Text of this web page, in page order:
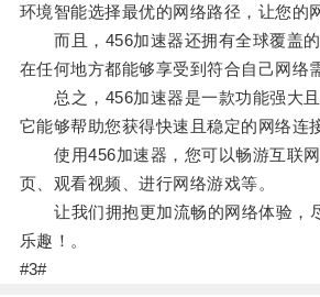
环境智能选择最优的网络路径，让您的
而且，456加速器还拥有全球覆盖的
在任何地方都能够享受到符合自己网络
总之，456加速器是一款功能强大且
它能够帮助您获得快速且稳定的网络连
使用456加速器，您可以畅游互联网
页、观看视频、进行网络游戏等。
让我们拥抱更加流畅的网络体验，
乐趣！。
#3#